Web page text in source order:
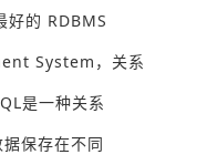
好的 RDBMS
System，关系
是一种关系
保存在不同